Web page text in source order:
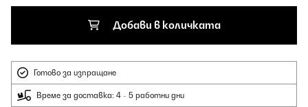
Добави в количката
Готово за изпращане
Време за доставка: 4 - 5 работни дни